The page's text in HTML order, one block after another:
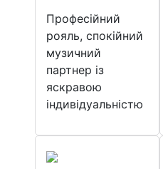
Професійний
рояль, спокійний
музичний
партнер із
яскравою
індивідуальністю